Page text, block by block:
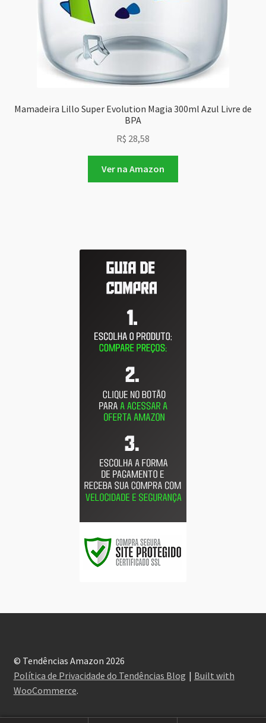
Mamadeira Lillo Super Evolution Magia 300ml Azul Livre de
BPA
R$ 28,58
Ver na Amazon
© Tendências Amazon 2026
Política de Privacidade do Tendências Blog
Built with
WooCommerce.